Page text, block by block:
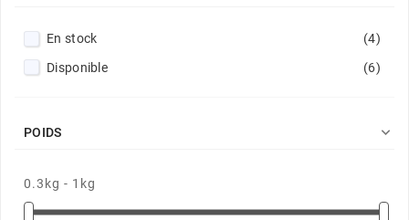
En stock
(4)
Disponible
(6)
POIDS 
0.3kg - 1kg